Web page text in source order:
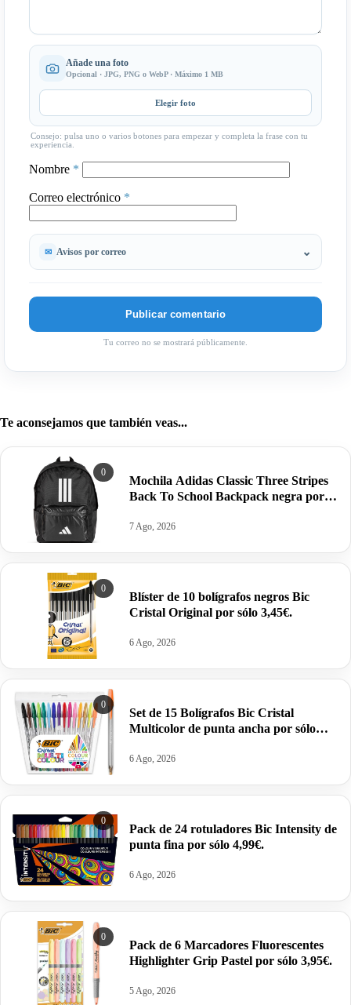
Añade una foto
Opcional · JPG, PNG o WebP · Máximo 1 MB
Elegir foto
Consejo: pulsa uno o varios botones para empezar y completa la frase con tu
experiencia.
Nombre *
Correo electrónico *
Avisos por correo
Tu correo no se mostrará públicamente.
Te aconsejamos que también veas...
0
Mochila Adidas Classic Three Stripes
Back To School Backpack negra por
7 Ago, 2026
0
Blíster de 10 bolígrafos negros Bic
Cristal Original por sólo 3,45€.
6 Ago, 2026
0
Set de 15 Bolígrafos Bic Cristal
Multicolor de punta ancha por sólo
6 Ago, 2026
0
Pack de 24 rotuladores Bic Intensity de
punta fina por sólo 4,99€.
6 Ago, 2026
0
Pack de 6 Marcadores Fluorescentes
Highlighter Grip Pastel por sólo 3,95€.
5 Ago, 2026